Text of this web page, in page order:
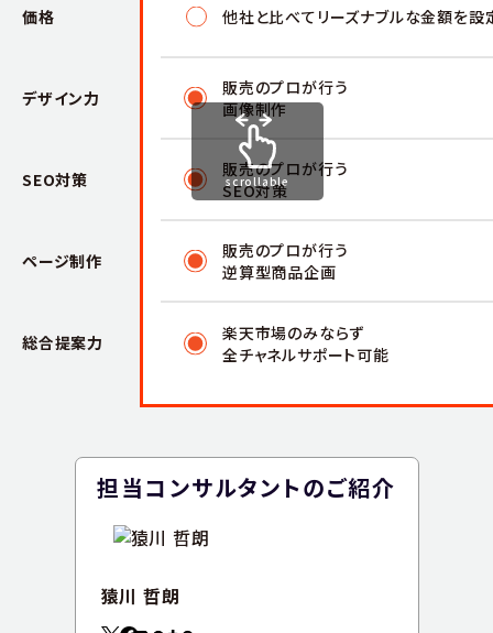
価格
デザイン力
SEO対策
ページ制作
総合提案力
他社と比べてリーズナブルな金額を設
販売のプロが行う
画像制作
販売のプロが行う
SEO対策
販売のプロが行う
逆算型商品企画
楽天市場のみならず
全チャネルサポート可能
scrollable
担当コンサルタントのご紹介
猿川 哲朗